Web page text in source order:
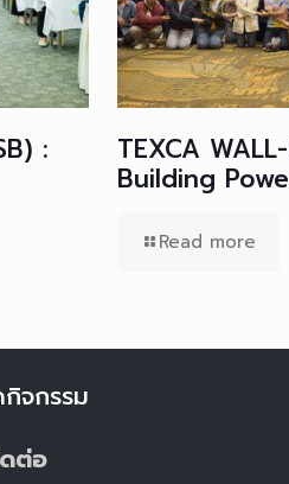
: TEXCA
Building
Read more
จกรรม
ต่อ